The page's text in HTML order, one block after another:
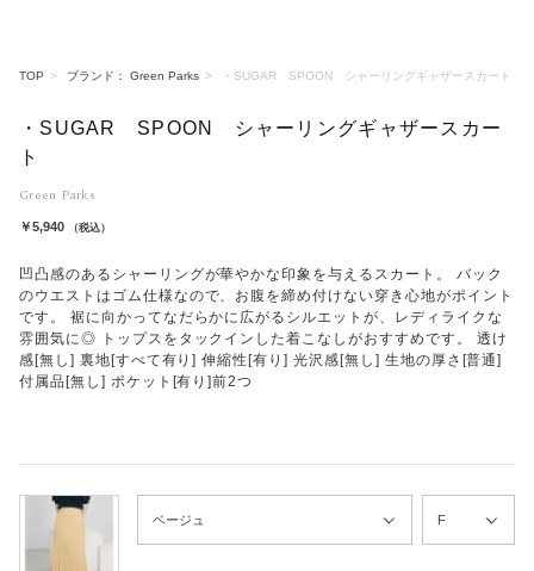
TOP ブランド： Green Parks ・SUGAR SPOON シャーリングギャザースカート
・SUGAR SPOON シャーリングギャザースカー
ト
Green Parks
￥5,940 （税込）
凹凸感のあるシャーリングが華やかな印象を与えるスカート。 バック
のウエストはゴム仕様なので、お腹を締め付けない穿き心地がポイント
です。 裾に向かってなだらかに広がるシルエットが、レディライクな
雰囲気に◎ トップスをタックインした着こなしがおすすめです。 透け
感[無し] 裏地[すべて有り] 伸縮性[有り] 光沢感[無し] 生地の厚さ[普通]
付属品[無し] ポケット[有り]前2つ